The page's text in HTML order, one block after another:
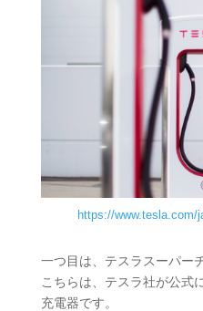
https://www.tesla.com/
一つ目は、テスラスーパー
こちらは、テスラ社が公式
充電器です。